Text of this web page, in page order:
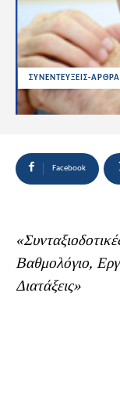
ΣΥΝΕΝΤΕΥΞΕΙΣ-ΑΡΘΡΑ
Facebook
Βαθμολόγιο,
Διατάξεις»